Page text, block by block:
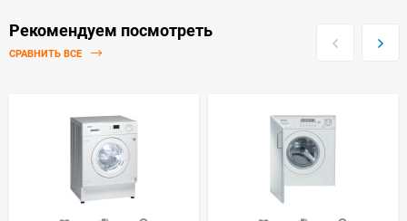
Рекомендуем посмотреть
СРАВНИТЬ ВСЕ